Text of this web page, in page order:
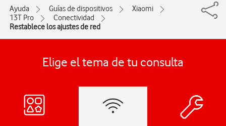
Ayuda Guías de dispositivos
Xiaomi
13T Pro
Conectividad
Restablece los ajustes de red
Elige el tema de tu consulta